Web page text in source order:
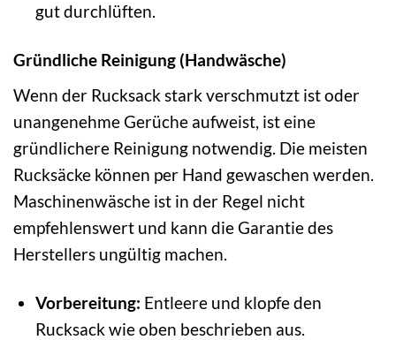
gut durchlüften.
Gründliche Reinigung (Handwäsche)
Wenn der Rucksack stark verschmutzt ist oder
unangenehme Gerüche aufweist, ist eine
gründlichere Reinigung notwendig. Die meisten
Rucksäcke können per Hand gewaschen werden.
Maschinenwäsche ist in der Regel nicht
empfehlenswert und kann die Garantie des
Herstellers ungültig machen.
Vorbereitung: Entleere und klopfe den
Rucksack wie oben beschrieben aus.